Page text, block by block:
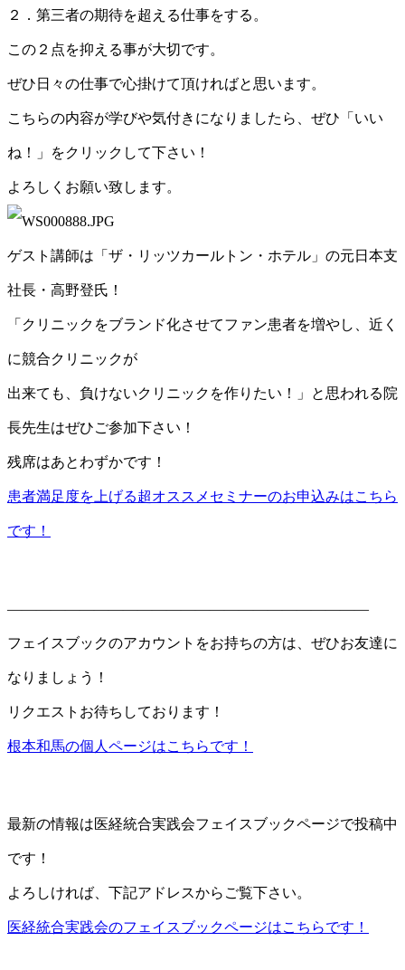
２．第三者の期待を超える仕事をする。
この２点を抑える事が大切です。
ぜひ日々の仕事で心掛けて頂ければと思います。
こちらの内容が学びや気付きになりましたら、ぜひ「いい
ね！」をクリックして下さい！
よろしくお願い致します。
ゲスト講師は「ザ・リッツカールトン・ホテル」の元日本支
社長・高野登氏！
「クリニックをブランド化させてファン患者を増やし、近く
に競合クリニックが
出来ても、負けないクリニックを作りたい！」と思われる院
長先生はぜひご参加下さい！
残席はあとわずかです！
患者満足度を上げる超オススメセミナーのお申込みはこちら
です！
—————————————————————————
フェイスブックのアカウントをお持ちの方は、ぜひお友達に
なりましょう！
リクエストお待ちしております！
根本和馬の個人ページはこちらです！
最新の情報は医経統合実践会フェイスブックページで投稿中
です！
よろしければ、下記アドレスからご覧下さい。
医経統合実践会のフェイスブックページはこちらです！